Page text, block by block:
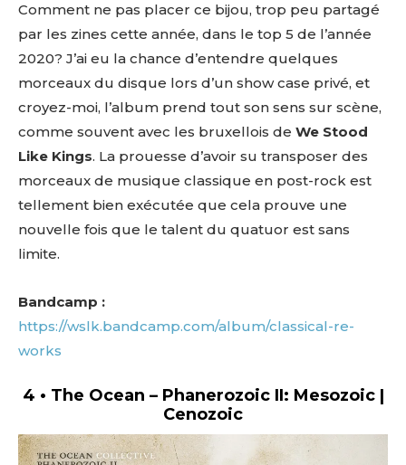
Comment ne pas placer ce bijou, trop peu partagé
par les zines cette année, dans le top 5 de l’année
2020? J’ai eu la chance d’entendre quelques
morceaux du disque lors d’un show case privé, et
croyez-moi, l’album prend tout son sens sur scène,
comme souvent avec les bruxellois de We Stood
Like Kings. La prouesse d’avoir su transposer des
morceaux de musique classique en post-rock est
tellement bien exécutée que cela prouve une
nouvelle fois que le talent du quatuor est sans
limite.
Bandcamp :
https://wslk.bandcamp.com/album/classical-re-
works
4 • The Ocean – Phanerozoic II: Mesozoic |
Cenozoic